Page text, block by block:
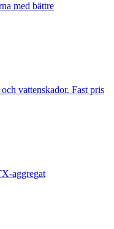
med bättre
vattenskador. Fast pris
aggregat